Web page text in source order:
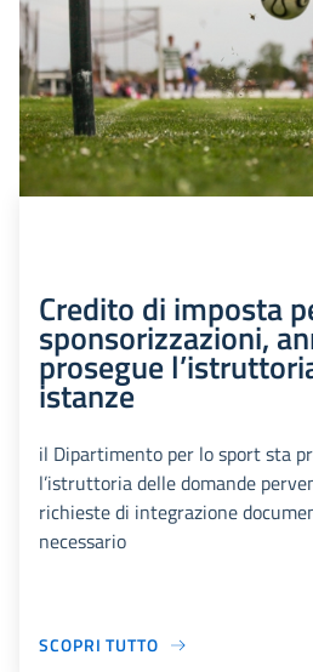
Credito di imposta
sponsorizzazioni,
prosegue
istanze
il Dipartimento per lo sport sta
l’istruttoria delle domande
richieste di integrazione
necessario
SCOPRI TUTTO